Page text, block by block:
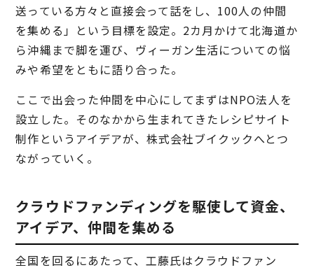
送っている方々と直接会って話をし、100人の仲間
を集める」という目標を設定。2カ月かけて北海道か
ら沖縄まで脚を運び、ヴィーガン生活についての悩
みや希望をともに語り合った。
ここで出会った仲間を中心にしてまずはNPO法人を
設立した。そのなかから生まれてきたレシピサイト
制作というアイデアが、株式会社ブイクックへとつ
ながっていく。
クラウドファンディングを駆使して資金、
アイデア、仲間を集める
全国を回るにあたって、工藤氏はクラウドファン